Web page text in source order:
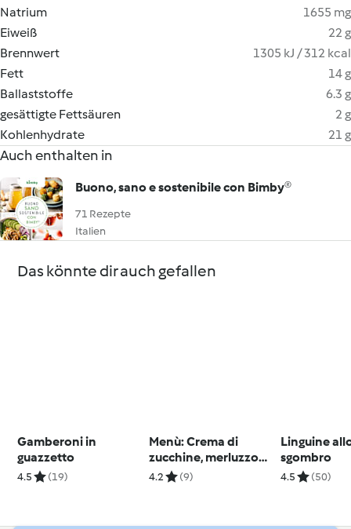
Natrium
1655 mg
Eiweiß
22 g
Brennwert
1305 kJ / 312 kcal
Fett
14 g
Ballaststoffe
6.3 g
gesättigte Fettsäuren
2 g
Kohlenhydrate
21 g
Auch enthalten in
Buono, sano e sostenibile con Bimby®
71 Rezepte
Italien
Das könnte dir auch gefallen
Gamberoni in
guazzetto
4.5 (19)
Menù: Crema di
zucchine, merluzzo
alle erbe, contorno di
4.2 (9)
Linguine
sgombro
4.5 (50)